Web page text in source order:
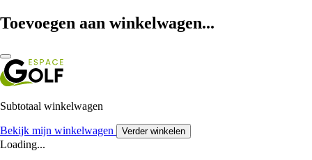
Toevoegen aan winkelwagen...
Subtotaal winkelwagen
Bekijk mijn winkelwagen Verder winkelen
Loading...